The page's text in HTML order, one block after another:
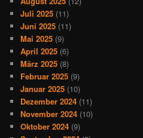
Juli 2025 (11)
Juni 2025 (11)
Mai 2025 (9)
April 2025 (6)
März 2025 (8)
Februar 2025 (9)
Januar 2025 (10)
Dezember 2024 (11)
November 2024 (10)
Oktober 2024 (9)